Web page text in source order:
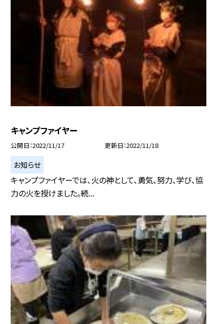
キャンプファイヤー
公開日 2022/11/17 更新日 2022/11/18
お知らせ
キャンプファイヤーでは、火の神として、勇気、努力、学び、協
力の火を授けました。続...